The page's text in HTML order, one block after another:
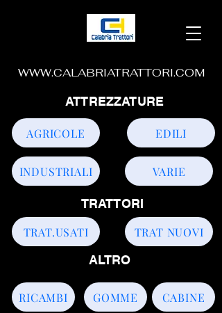
WWW.CALABRIATRATTORI.COM
TRAT.USATI TRAT NUOVI
INDUSTRIALI
AGRICOLE EDILI
VARIE
CABINE
GOMME
RICAMBI
ATTREZZATURE
TRATTORI
ALTRO